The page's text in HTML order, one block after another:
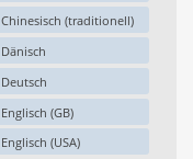
Chinesisch (traditionell)
Dänisch
Deutsch
Englisch (GB)
Englisch (USA)